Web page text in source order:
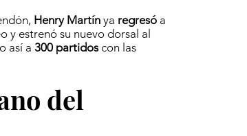
Henry Martín ya regresó a
y estrenó su nuevo dorsal al
así a 300 partidoscon las
del